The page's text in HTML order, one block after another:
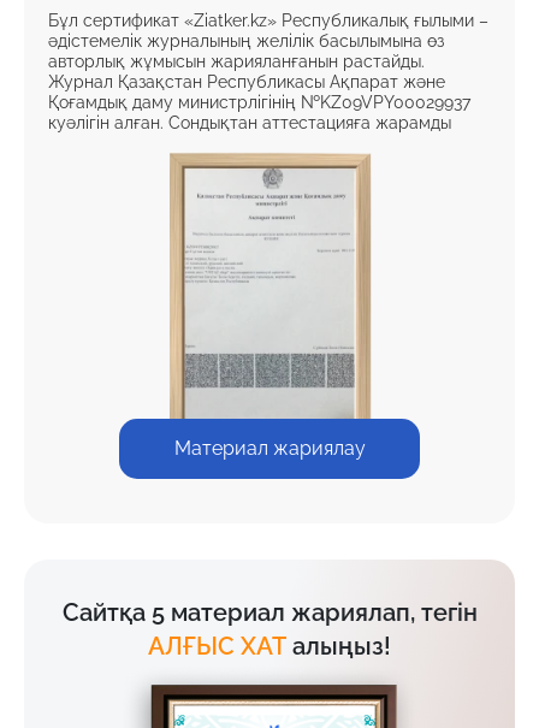
Бұл сертификат «Ziatker.kz» Республикалық ғылыми –
әдістемелік журналының желілік басылымына өз
авторлық жұмысын жарияланғанын растайды.
Журнал Қазақстан Республикасы Ақпарат және
Қоғамдық даму министрлігінің №KZ09VPY00029937
куәлігін алған. Сондықтан аттестацияға жарамды
Материал жариялау
Сайтқа 5 материал жариялап, тегін
АЛҒЫС ХАТ алыңыз!